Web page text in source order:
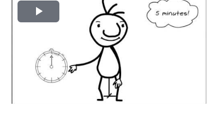
Tocar
Vídeo